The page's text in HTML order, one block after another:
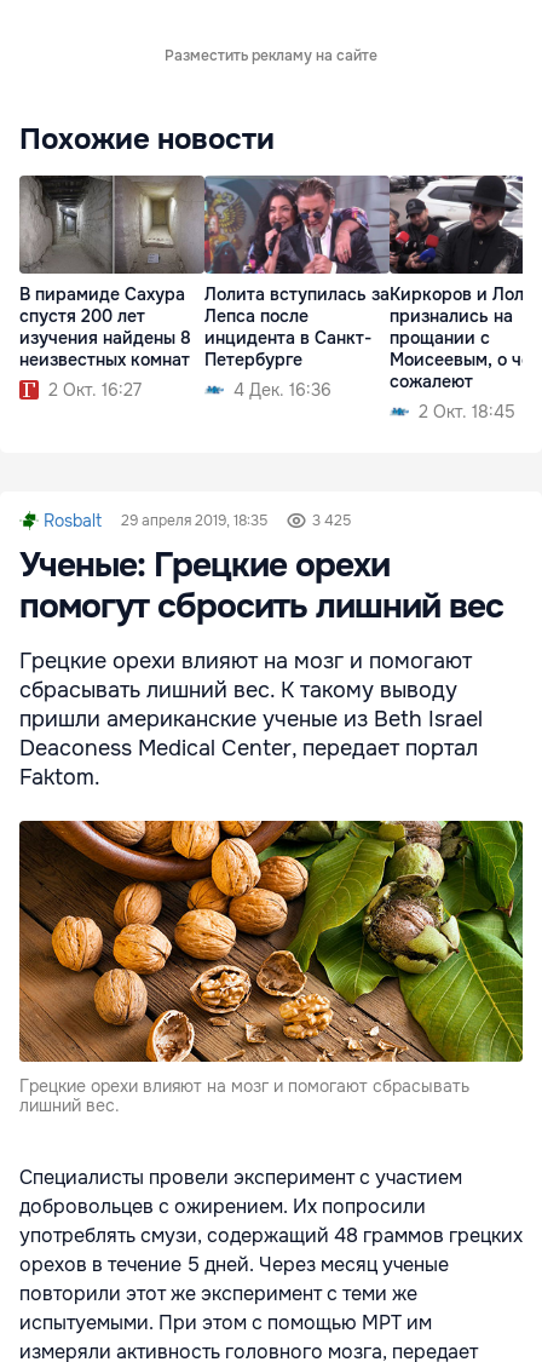
Разместить рекламу на сайте
Похожие новости
В пирамиде Сахура
спустя 200 лет
изучения найдены 8
неизвестных комнат
2 Окт. 16:27
Лолита вступилась за
Лепса после
инцидента в Санкт-
Петербурге
4 Дек. 16:36
Киркоров и
признались на
прощании с
Моисеевым, о чем
сожалеют
2 Окт. 18:45
Rosbalt 29 апреля 2019, 18:35 3 425
Ученые: Грецкие орехи
помогут сбросить лишний вес
Грецкие орехи влияют на мозг и помогают
сбрасывать лишний вес. К такому выводу
пришли американские ученые из Beth Israel
Deaconess Medical Center, передает портал
Faktom.
Грецкие орехи влияют на мозг и помогают сбрасывать
лишний вес.
Специалисты провели эксперимент с участием
добровольцев с ожирением. Их попросили
употреблять смузи, содержащий 48 граммов грецких
орехов в течение 5 дней. Через месяц ученые
повторили этот же эксперимент с теми же
испытуемыми. При этом с помощью МРТ им
измеряли активность головного мозга, передает